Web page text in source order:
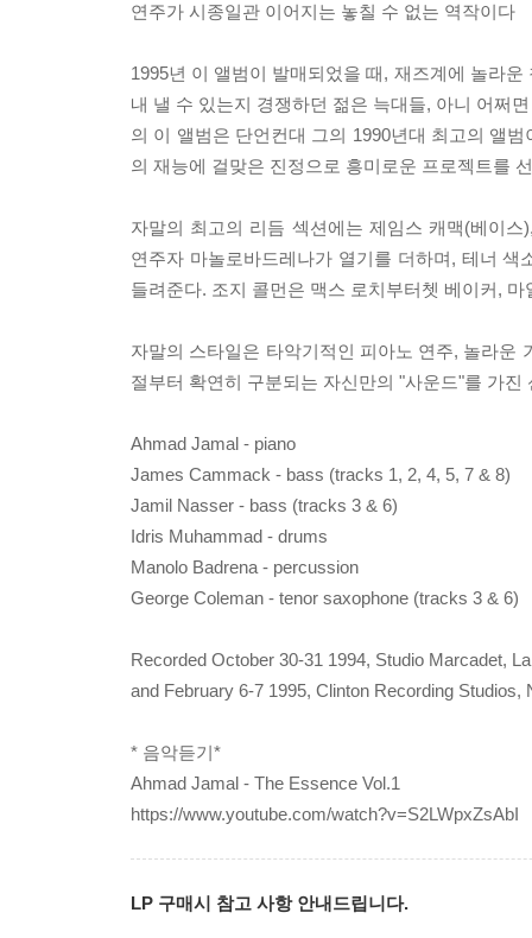
연주가 시종일관 이어지는 놓칠 수 없는 역작이다
1995년 이 앨범이 발매되었을 때, 재즈계에 놀라
내 낼 수 있는지 경쟁하던 젊은 늑대들, 아니 어쩌
의 이 앨범은 단언컨대 그의 1990년대 최고의 앨
의 재능에 걸맞은 진정으로 흥미로운 프로젝트를
자말의 최고의 리듬 섹션에는 제임스 캐맥(베이
연주자 마놀로바드레나가 열기를 더하며, 테너
들려준다. 조지 콜먼은 맥스 로치부터쳇 베이커,
자말의 스타일은 타악기적인 피아노 연주, 놀라운
절부터 확연히 구분되는 자신만의 "사운드"를 가진
Ahmad Jamal - piano
James Cammack - bass (tracks 1, 2, 4, 5, 7 & 8)
Jamil Nasser - bass (tracks 3 & 6)
Idris Muhammad - drums
Manolo Badrena - percussion
George Coleman - tenor saxophone (tracks 3 & 6)
Recorded October 30-31 1994, Studio Marcadet,
and February 6-7 1995, Clinton Recording Studios,
* 음악듣기*
Ahmad Jamal - The Essence Vol.1
https://www.youtube.com/watch?v=S2LWpxZsAbI
LP 구매시 참고 사항 안내드립니다.